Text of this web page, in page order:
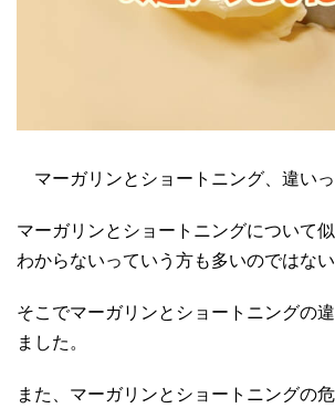
マーガリンとショートニング、違い
マーガリンとショートニングについて
わからないっていう方も多いのではない
そこでマーガリンとショートニングの
ました。
また、マーガリンとショートニングの